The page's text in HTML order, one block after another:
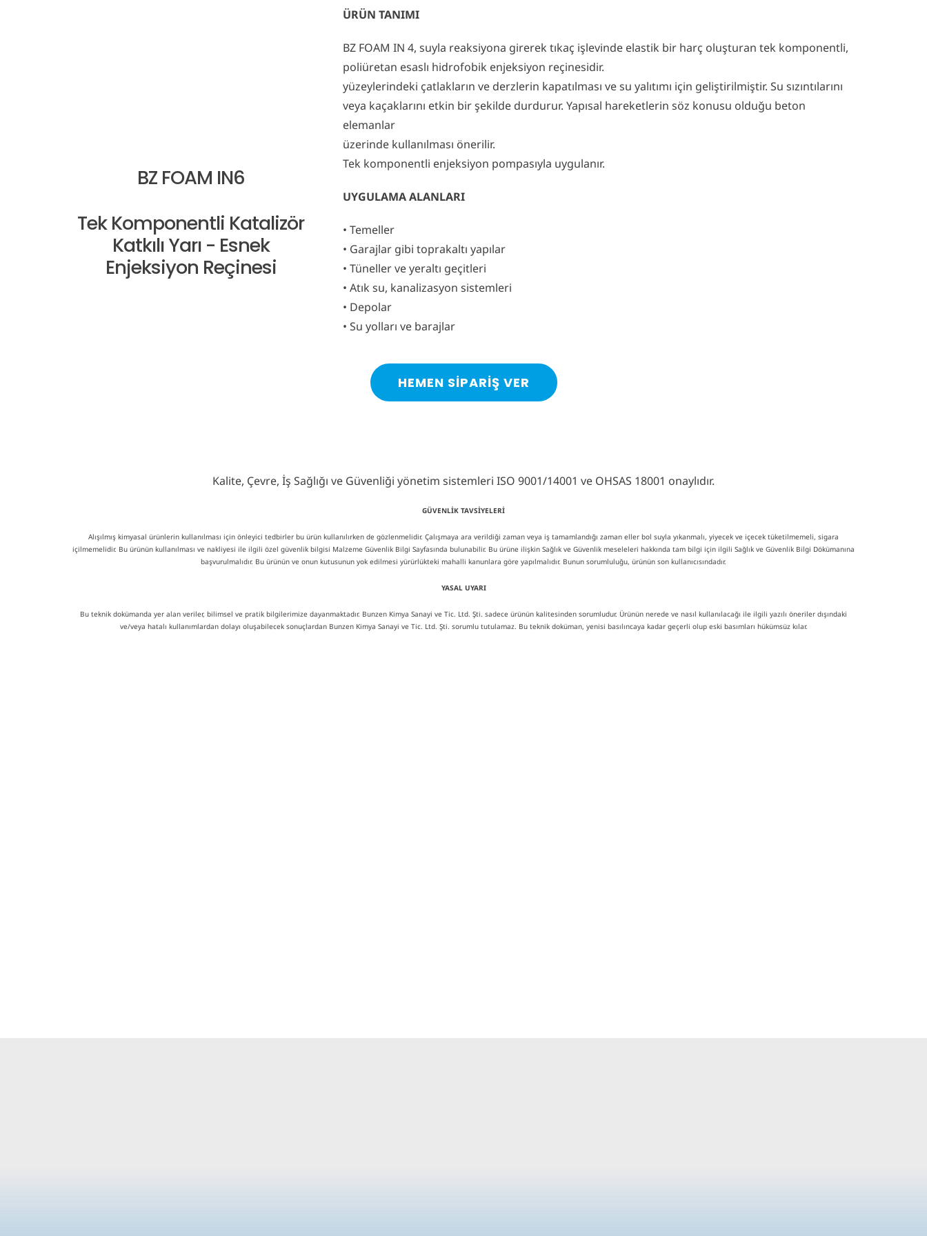
BZ FOAM IN6
Tek Komponentli Katalizör
Katkılı Yarı - Esnek
Enjeksiyon Reçinesi
ÜRÜN TANIMI
BZ FOAM IN 4, suyla reaksiyona girerek tıkaç işlevinde elastik bir harç oluşturan tek komponentli,
poliüretan esaslı hidrofobik enjeksiyon reçinesidir.
yüzeylerindeki çatlakların ve derzlerin kapatılması ve su yalıtımı için geliştirilmiştir. Su sızıntılarını
veya kaçaklarını etkin bir şekilde durdurur. Yapısal hareketlerin söz konusu olduğu beton
elemanlar
üzerinde kullanılması önerilir.
Tek komponentli enjeksiyon pompasıyla uygulanır.
UYGULAMA ALANLARI
• Temeller
• Garajlar gibi toprakaltı yapılar
• Tüneller ve yeraltı geçitleri
• Atık su, kanalizasyon sistemleri
• Depolar
• Su yolları ve barajlar
HEMEN SIPARIŞ VER
Kalite, Çevre, İş Sağlığı ve Güvenliği yönetim sistemleri ISO 9001/14001 ve OHSAS 18001 onaylıdır.
GÜVENLİK TAVSİYELERİ
Alışılmış kimyasal ürünlerin kullanılması için önleyici tedbirler bu ürün kullanılırken de gözlenmelidir. Çalışmaya ara verildiği zaman veya iş tamamlandığı zaman eller bol suyla yıkanmalı, yiyecek ve içecek tüketilmemeli, sigara
içilmemelidir. Bu ürünün kullanılması ve nakliyesi ile ilgili özel güvenlik bilgisi Malzeme Güvenlik Bilgi Sayfasında bulunabilir. Bu ürüne ilişkin Sağlık ve Güvenlik meseleleri hakkında tam bilgi için ilgili Sağlık ve Güvenlik Bilgi Dökümanına
başvurulmalıdır. Bu ürünün ve onun kutusunun yok edilmesi yürürlükteki mahalli kanunlara göre yapılmalıdır. Bunun sorumluluğu, ürünün son kullanıcısındadır.
YASAL UYARI
Bu teknik dokümanda yer alan veriler, bilimsel ve pratik bilgilerimize dayanmaktadır. Bunzen Kimya Sanayi ve Tic. Ltd. Şti. sadece ürünün kalitesinden sorumludur. Ürünün nerede ve nasıl kullanılacağı ile ilgili yazılı öneriler dışındaki
ve/veya hatalı kullanımlardan dolayı oluşabilecek sonuçlardan Bunzen Kimya Sanayi ve Tic. Ltd. Şti. sorumlu tutulamaz. Bu teknik doküman, yenisi basılıncaya kadar geçerli olup eski basımları hükümsüz kılar.